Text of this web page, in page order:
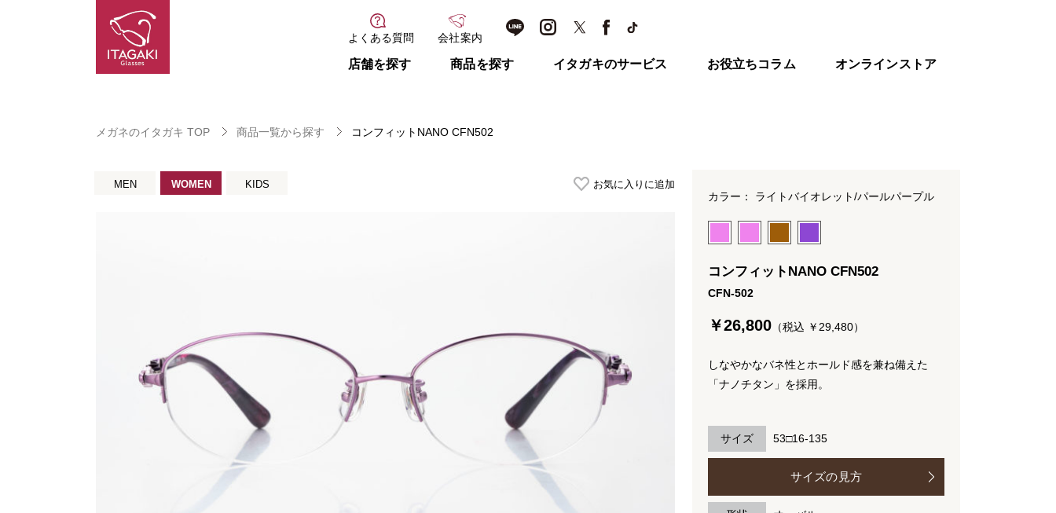
よくある質問 会社案内
店舗を探す 商品を探す イタガキのサービス お役立ちコラム オンラインストア
メガネのイタガキ TOP 商品一覧から探す コンフィットNANO CFN502
MEN WOMEN KIDS お気に入りに追加
カラー： ライトバイオレット/パールパープル
コンフィットNANO CFN502
CFN-502
￥26,800 （税込 ￥29,480）
しなやかなバネ性とホールド感を兼ね備えた
「ナノチタン」を採用。
サイズ 53□16-135
サイズの見方